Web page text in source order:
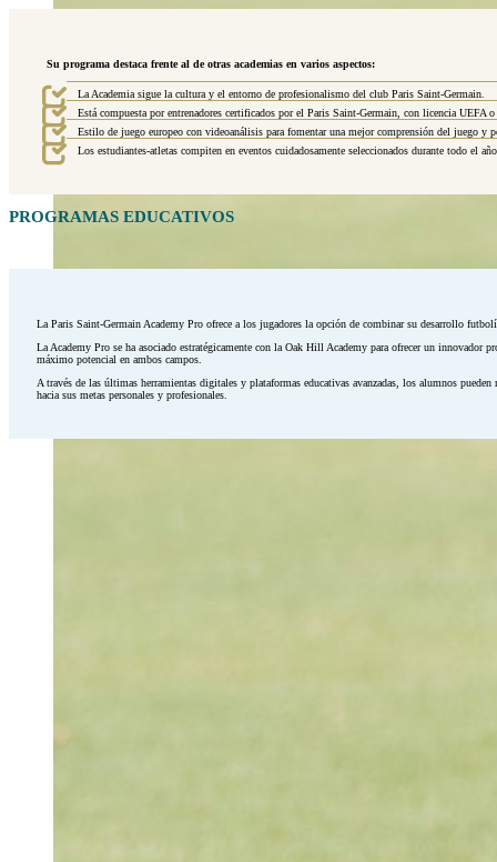
Su programa destaca frente al de otras academias en varios aspectos:
La Academia sigue la cultura y el entorno de profesionalismo del club Paris Saint-Germain.
Está compuesta por entrenadores certificados por el Paris Saint-Germain, con licencia
Estilo de juego europeo con videoanálisis para fomentar una mejor comprensión del juego y
Los estudiantes-atletas compiten en eventos cuidadosamente seleccionados durante todo
PROGRAMAS EDUCATIVOS
La Paris Saint-Germain Academy Pro ofrece a los jugadores la opción de combinar su desarrollo
La Academy Pro se ha asociado estratégicamente con la Oak Hill Academy para ofrecer un innovador
máximo potencial en ambos campos.
A través de las últimas herramientas digitales y plataformas educativas avanzadas, los alumnos
hacia sus metas personales y profesionales.